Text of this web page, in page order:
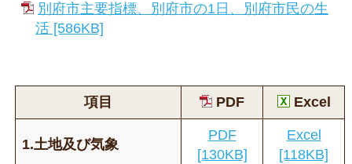
別府市主要指標、別府市の1日、別府市民の生
活 [586KB]
項目 PDF Excel
1.土地及び気象
PDF
[130KB]
Excel
[118KB]